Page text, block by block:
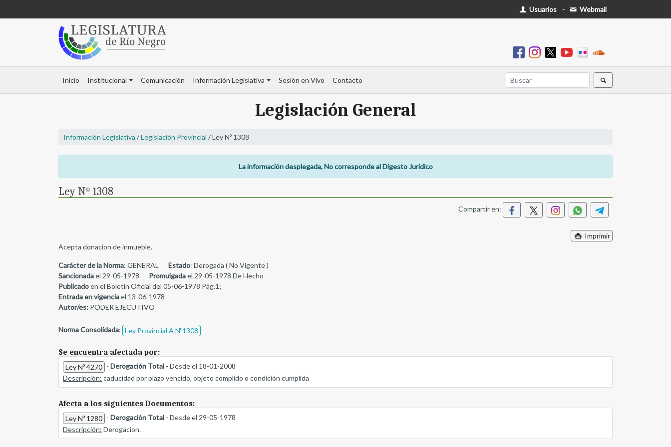
Usuarios - Webmail
Inicio Institucional Comunicación Información Legislativa Sesión en Vivo Contacto
Legislación General
Información Legislativa /Legislación Provincial / Ley Nº 1308
La información desplegada, No corresponde al Digesto Jurídico
Ley Nº 1308
Compartir en:
Imprimir
Acepta donacion de inmueble.
Carácter de la Norma: GENERAL Estado: Derogada ( No Vigente )
Sancionadael 29-05-1978 Promulgadael 29-05-1978 De Hecho
Publicadoen el Boletín Oficial del 05-06-1978 Pág.1;
Entrada en vigenciael 13-06-1978
Autor/es: PODER EJECUTIVO
Norma Consolidada: Ley Provincial A Nº1308
Se encuentra afectada por:
Ley Nº 4270 - Derogación Total - Desde el 18-01-2008
Descripción: caducidad por plazo vencido, objeto complido o condición cumplida
Afecta a los siguientes Documentos:
Ley Nº 1280 - Derogación Total - Desde el 29-05-1978
Descripción: Derogacion.